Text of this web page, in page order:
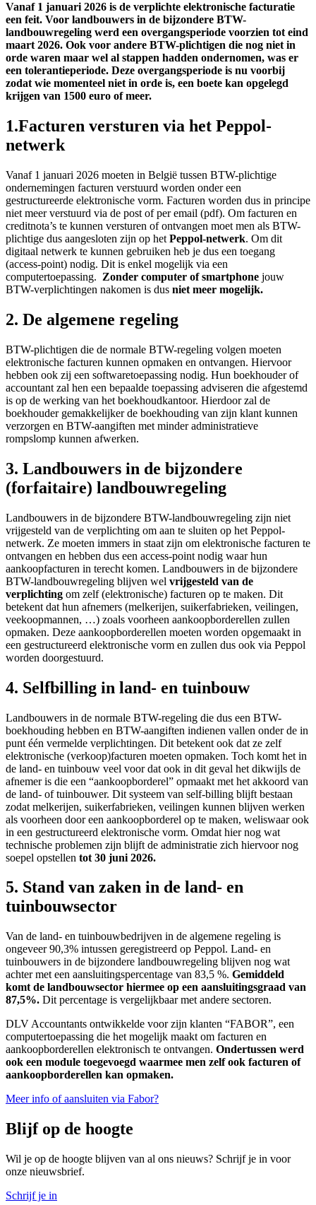
Vanaf 1 januari 2026 is de verplichte elektronische facturatie
een feit. Voor landbouwers in de bijzondere BTW-
landbouwregeling werd een overgangsperiode voorzien tot eind
maart 2026. Ook voor andere BTW-plichtigen die nog niet in
orde waren maar wel al stappen hadden ondernomen, was er
een tolerantieperiode. Deze overgangsperiode is nu voorbij
zodat wie momenteel niet in orde is, een boete kan opgelegd
krijgen van 1500 euro of meer.
1.Facturen versturen via het Peppol-
netwerk
Vanaf 1 januari 2026 moeten in België tussen BTW-plichtige
ondernemingen facturen verstuurd worden onder een
gestructureerde elektronische vorm. Facturen worden dus in principe
niet meer verstuurd via de post of per email (pdf). Om facturen en
creditnota’s te kunnen versturen of ontvangen moet men als BTW-
plichtige dus aangesloten zijn op het Peppol-netwerk. Om dit
digitaal netwerk te kunnen gebruiken heb je dus een toegang
(access-point) nodig. Dit is enkel mogelijk via een
computertoepassing. Zonder computer of smartphone jouw
BTW-verplichtingen nakomen is dus niet meer mogelijk.
2. De algemene regeling
BTW-plichtigen die de normale BTW-regeling volgen moeten
elektronische facturen kunnen opmaken en ontvangen. Hiervoor
hebben ook zij een softwaretoepassing nodig. Hun boekhouder of
accountant zal hen een bepaalde toepassing adviseren die afgestemd
is op de werking van het boekhoudkantoor. Hierdoor zal de
boekhouder gemakkelijker de boekhouding van zijn klant kunnen
verzorgen en BTW-aangiften met minder administratieve
rompslomp kunnen afwerken.
3. Landbouwers in de bijzondere
(forfaitaire) landbouwregeling
Landbouwers in de bijzondere BTW-landbouwregeling zijn niet
vrijgesteld van de verplichting om aan te sluiten op het Peppol-
netwerk. Ze moeten immers in staat zijn om elektronische facturen te
ontvangen en hebben dus een access-point nodig waar hun
aankoopfacturen in terecht komen. Landbouwers in de bijzondere
BTW-landbouwregeling blijven wel vrijgesteld van de
verplichting om zelf (elektronische) facturen op te maken. Dit
betekent dat hun afnemers (melkerijen, suikerfabrieken, veilingen,
veekoopmannen, …) zoals voorheen aankoopborderellen zullen
opmaken. Deze aankoopborderellen moeten worden opgemaakt in
een gestructureerd elektronische vorm en zullen dus ook via Peppol
worden doorgestuurd.
4. Selfbilling in land- en tuinbouw
Landbouwers in de normale BTW-regeling die dus een BTW-
boekhouding hebben en BTW-aangiften indienen vallen onder de in
punt één vermelde verplichtingen. Dit betekent ook dat ze zelf
elektronische (verkoop)facturen moeten opmaken. Toch komt het in
de land- en tuinbouw veel voor dat ook in dit geval het dikwijls de
afnemer is die een “aankoopborderel” opmaakt met het akkoord van
de land- of tuinbouwer. Dit systeem van self-billing blijft bestaan
zodat melkerijen, suikerfabrieken, veilingen kunnen blijven werken
als voorheen door een aankoopborderel op te maken, weliswaar ook
in een gestructureerd elektronische vorm. Omdat hier nog wat
technische problemen zijn blijft de administratie zich hiervoor nog
soepel opstellen tot 30 juni 2026.
5. Stand van zaken in de land- en
tuinbouwsector
Van de land- en tuinbouwbedrijven in de algemene regeling is
ongeveer 90,3% intussen geregistreerd op Peppol. Land- en
tuinbouwers in de bijzondere landbouwregeling blijven nog wat
achter met een aansluitingspercentage van 83,5 %. Gemiddeld
komt de landbouwsector hiermee op een aansluitingsgraad van
87,5%. Dit percentage is vergelijkbaar met andere sectoren.
DLV Accountants ontwikkelde voor zijn klanten “FABOR”, een
computertoepassing die het mogelijk maakt om facturen en
aankoopborderellen elektronisch te ontvangen. Ondertussen werd
ook een module toegevoegd waarmee men zelf ook facturen of
aankoopborderellen kan opmaken.
Meer info of aansluiten via Fabor?
Blijf op de hoogte
Wil je op de hoogte blijven van al ons nieuws? Schrijf je in voor
onze nieuwsbrief.
Schrijf je in